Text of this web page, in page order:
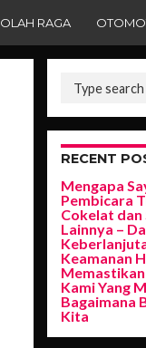
OLAH RAGA
RECENT
Mengapa
Pembicara
Cokelat dan
Lainnya –
Keamanan
Kami Yang
Bagaimana
Kita